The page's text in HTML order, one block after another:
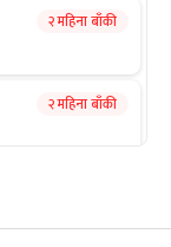
२ महिना बाँकी
२ महिना बाँकी